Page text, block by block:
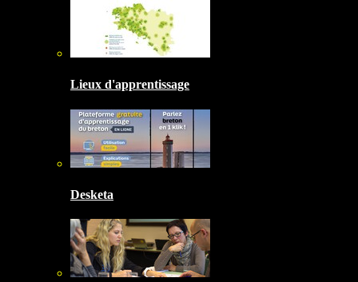
Lieux d'apprentissage
Desketa